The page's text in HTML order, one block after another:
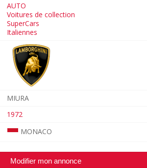
AUTO
Voitures de collection
SuperCars
Italiennes
MIURA
1972
MONACO
Modifier mon annonce